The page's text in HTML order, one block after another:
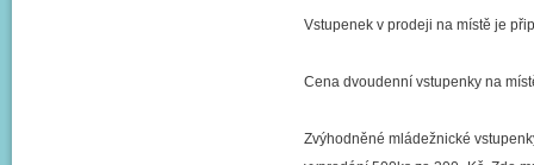
Vstupenek v prodeji na místě je
Cena dvoudenní vstupenky na
Zvýhodněné mládežnické